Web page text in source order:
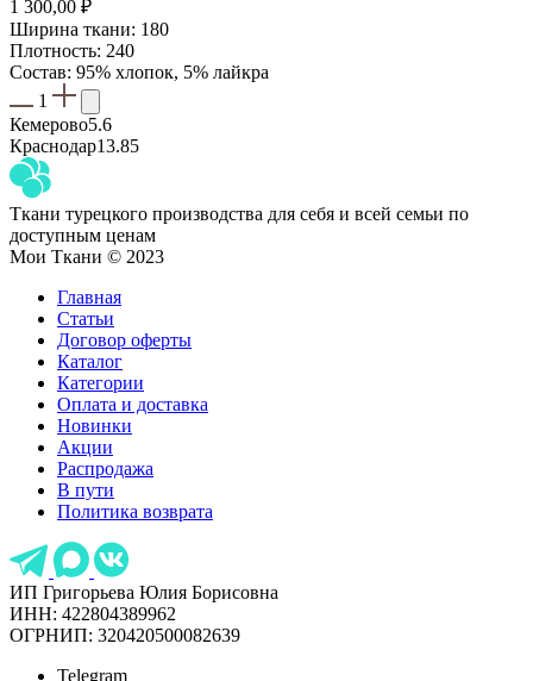
1 300,00 ₽
Ширина ткани: 180
Плотность: 240
Состав: 95% хлопок, 5% лайкра
1
Кемерово5.6
Краснодар13.85
Ткани турецкого производства для себя и всей семьи по
доступным ценам
Мои Ткани © 2023
Главная
Статьи
Договор оферты
Каталог
Категории
Оплата и доставка
Новинки
Акции
Распродажа
В пути
Политика возврата
ИП Григорьева Юлия Борисовна
ИНН: 422804389962
ОГРНИП: 320420500082639
Telegram